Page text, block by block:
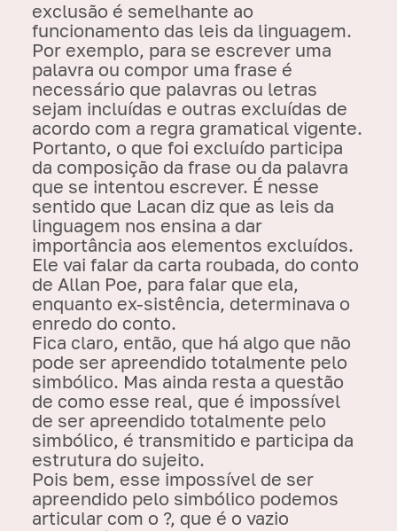
exclusão é semelhante ao
funcionamento das leis da linguagem.
Por exemplo, para se escrever uma
palavra ou compor uma frase é
necessário que palavras ou letras
sejam incluídas e outras excluídas de
acordo com a regra gramatical vigente.
Portanto, o que foi excluído participa
da composição da frase ou da palavra
que se intentou escrever. É nesse
sentido que Lacan diz que as leis da
linguagem nos ensina a dar
importância aos elementos excluídos.
Ele vai falar da carta roubada, do conto
de Allan Poe, para falar que ela,
enquanto ex-sistência, determinava o
enredo do conto.
Fica claro, então, que há algo que não
pode ser apreendido totalmente pelo
simbólico. Mas ainda resta a questão
de como esse real, que é impossível
de ser apreendido totalmente pelo
simbólico, é transmitido e participa da
estrutura do sujeito.
Pois bem, esse impossível de ser
apreendido pelo simbólico podemos
articular com o ?, que é o vazio